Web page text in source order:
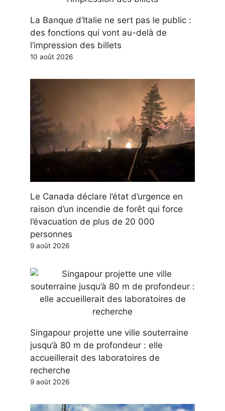
La Banque d’Italie ne sert pas le public :
des fonctions qui vont au-delà de
l’impression des billets
10 août 2026
Le Canada déclare l’état d’urgence en
raison d’un incendie de forêt qui force
l’évacuation de plus de 20 000
personnes
9 août 2026
Singapour projette une ville souterraine
jusqu’à 80 m de profondeur : elle
accueillerait des laboratoires de
recherche
9 août 2026